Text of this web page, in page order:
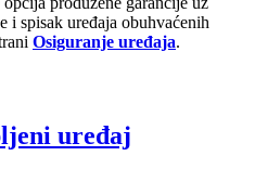
i spisak uređaja obuhvaćenih
Osiguranje uređaja.
uređaj